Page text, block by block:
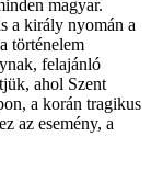
magyar.
a király nyomán a
történelem
felajánló
ahol Szent
a korán tragikus
az esemény, a